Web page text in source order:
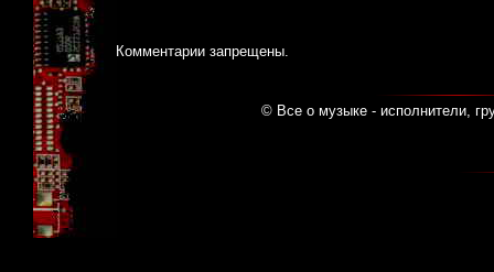
Комментарии запрещены.
© Все о музыке - исполнители,